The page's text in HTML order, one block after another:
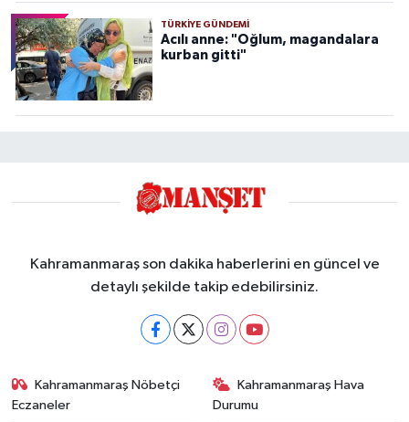
TÜRKIYE GÜNDEMI
Acılı anne: "Oğlum, magandalara
kurban gitti"
Kahramanmaraş son dakika haberlerini en güncel ve
detaylı şekilde takip edebilirsiniz.
Kahramanmaraş Nöbetçi
Eczaneler
Kahramanmaraş Hava
Durumu